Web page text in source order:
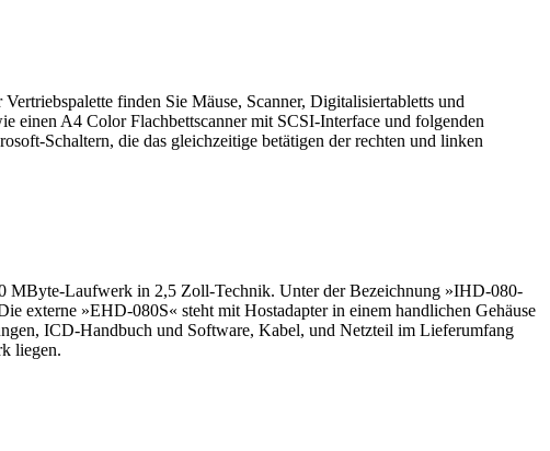
finden Sie Mäuse, Scanner, Digitalisiertabletts und
einen A4 Color Flachbettscanner mit SCSI-Interface und folgenden
Schaltern, die das gleichzeitige betätigen der rechten und linken
MByte-Laufwerk in 2,5 Zoll-Technik. Unter der Bezeichnung »IHD-080-
externe »EHD-080S« steht mit Hostadapter in einem handlichen Gehäuse
ICD-Handbuch und Software, Kabel, und Netzteil im Lieferumfang
liegen.